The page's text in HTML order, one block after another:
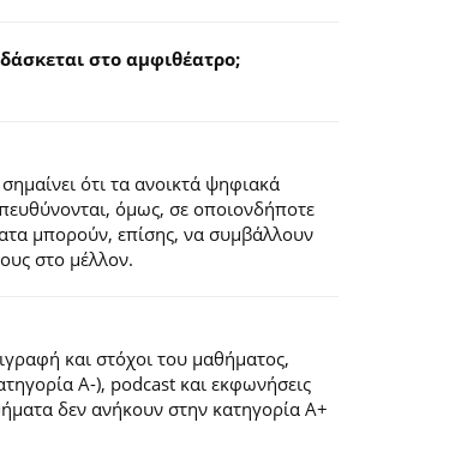
στο αμφιθέατρο;
ότι τα ανοικτά ψηφιακά
όμως, σε οποιονδήποτε
μπορούν, επίσης, να συμβάλλουν
στο μέλλον.
και στόχοι του μαθήματος,
Α-), podcast και εκφωνήσεις
δεν ανήκουν στην κατηγορία Α+